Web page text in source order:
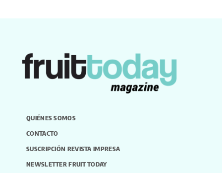
QUIÉNES SOMOS
CONTACTO
SUSCRIPCIÓN REVISTA IMPRESA
NEWSLETTER FRUIT TODAY